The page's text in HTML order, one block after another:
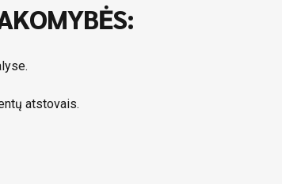
atstovais.